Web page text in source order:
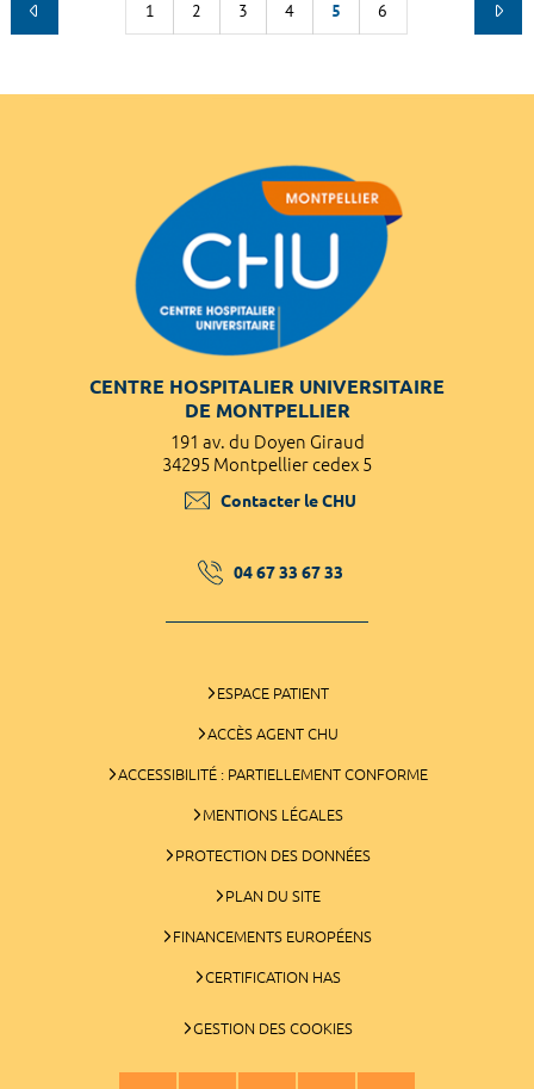
1 2 3 4 5 6
CENTRE HOSPITALIER UNIVERSITAIRE
DE MONTPELLIER
191 av. du Doyen Giraud
34295 Montpellier cedex 5
Contacter le CHU
04 67 33 67 33
ESPACE PATIENT
ACCÈS AGENT CHU
ACCESSIBILITÉ : PARTIELLEMENT CONFORME
MENTIONS LÉGALES
PROTECTION DES DONNÉES
PLAN DU SITE
FINANCEMENTS EUROPÉENS
CERTIFICATION HAS
GESTION DES COOKIES